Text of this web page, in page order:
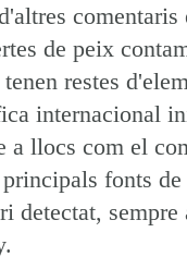
de peix
restes
internacional
a llocs com el
fonts
detectat,